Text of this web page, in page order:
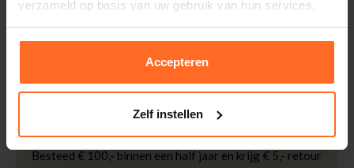
verzameld op basis van uw gebruik van hun services.
Accepteren
Zelf instellen
slechts € 4,95 of op eigen kosten via PostNL. In de
Bomont winkels kunt u ook gratis retourneren.
iDeal, Riverty (Afterpay), creditcard of Paypal, kies zelf
Besteed € 100,- binnen een half jaar en krijg € 5,- retour